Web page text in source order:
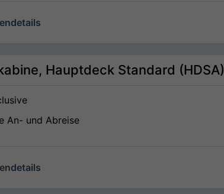
Hauptdeck Standard (HDSA)
An- und Abreise